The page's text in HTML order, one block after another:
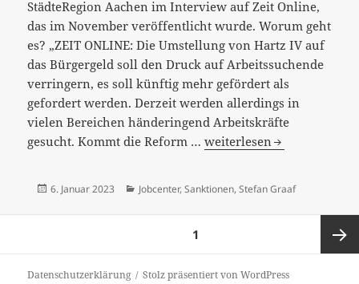
StädteRegion Aachen im Interview auf Zeit Online,
das im November veröffentlicht wurde. Worum geht
es? „ZEIT ONLINE: Die Umstellung von Hartz IV auf
das Bürgergeld soll den Druck auf Arbeitssuchende
verringern, es soll künftig mehr gefördert als
gefordert werden. Derzeit werden allerdings in
vielen Bereichen händeringend Arbeitskräfte
gesucht. Kommt die Reform …“Wir
gesunden
Druck“…
weiterlesen
Veröffentlicht
6. Januar 2023 Kategorien
Jobcenter, Sanktionen, Stefan Graaf
1
Datenschutzerklärung Stolz präsentiert von WordPress